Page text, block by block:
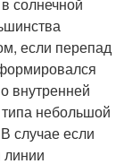
солнечной
если перепад
внутренней
небольшой
случае если
линии